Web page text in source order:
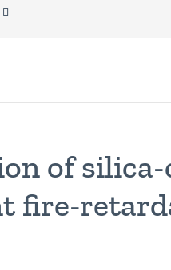
of
fire-